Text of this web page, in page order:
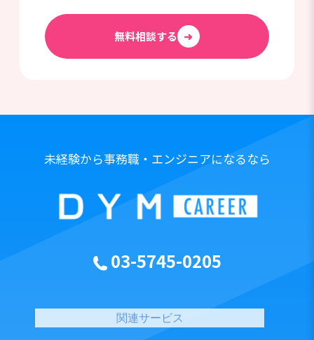
無料相談する ➜
未経験から事務職・エンジニアになるなら
03-5745-0205
関連サービス